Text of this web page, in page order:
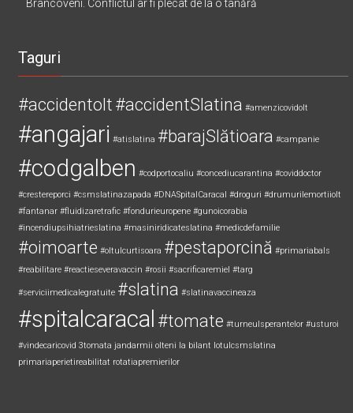
Brâncoveni. Conflictul ar fi plecat de la o tânără
Taguri
#accidentolt #accidentSlatina #amenzicovidolt
#angajari #atislatina #barajSlătioara #campanie
#codgalben #codportocaliu #concediucarantina #coviddoctor
#crestereporci #csmslatinazapada #DNASpitalCaracal #droguri #drumurilemortiiolt
#fantanar #fluidizaretrafic #fondurieuropene #gunoicorabia
#incendiupsihiatrieslatina #masiniridicateslatina #medicdefamilie
#oimoarte #oltulcurtisoara #pestaporcină #primariabals
#reabilitare #reactieseveravaccin #rosii #sacrificaremiel #targ
#serviciimedicalegratuite #slatina #slatinavaccineaza
#spitalcaracal #tomate #turneulsperantelor #usturoi
#vindecaricovid 3tomata jandarmii olteni la bilant lotulcsmslatina
primariaperietireabilitat rotatiapremierilor